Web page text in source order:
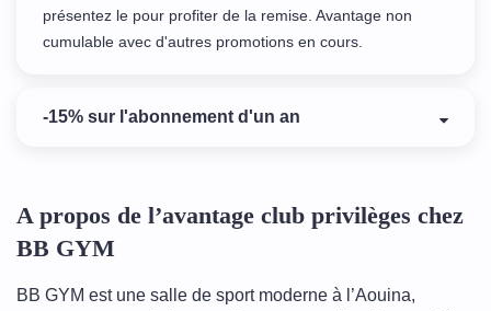
présentez le pour profiter de la remise. Avantage non
cumulable avec d'autres promotions en cours.
-15% sur l'abonnement d'un an
A propos de l’avantage club privilèges chez
BB GYM
BB GYM est une salle de sport moderne à l’Aouina,